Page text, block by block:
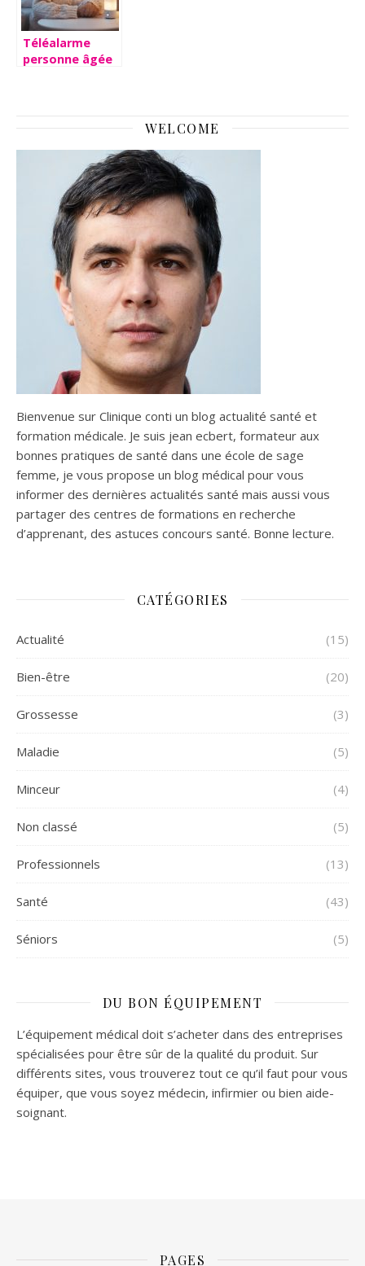
Téléalarme
personne âgée
WELCOME
Bienvenue sur Clinique conti un blog actualité santé et
formation médicale. Je suis jean ecbert, formateur aux
bonnes pratiques de santé dans une école de sage
femme, je vous propose un blog médical pour vous
informer des dernières actualités santé mais aussi vous
partager des centres de formations en recherche
d’apprenant, des astuces concours santé. Bonne lecture.
CATÉGORIES
Actualité (15)
Bien-être (20)
Grossesse (3)
Maladie (5)
Minceur (4)
Non classé (5)
Professionnels (13)
Santé (43)
Séniors (5)
DU BON ÉQUIPEMENT
L’équipement médical doit s’acheter dans des entreprises
spécialisées pour être sûr de la qualité du produit. Sur
différents sites, vous trouverez tout ce qu’il faut pour vous
équiper, que vous soyez médecin, infirmier ou bien aide-
soignant.
PAGES